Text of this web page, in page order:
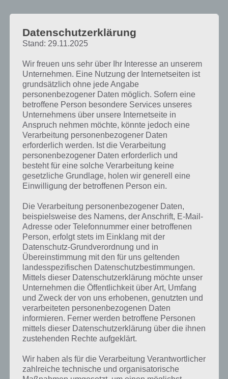
Kurze Begriffserklärung zur Lösung Korso
Korso ist die Lösung für das tägliche Rätsel am 12. Juli 2017 in 4 Bilder
1 Wort, doch welche Bedeutung hat dieses eigentlich?
Unter einem Korso versteht man in der Regel eine Schaufahrt von
geschmückten Wagen. Dies kommt bei feierlichen bzw. festlichen
Anlässen vor, aber kann auch bei Demonstrationen eingesetzt
werden. Das Wort stammt im übrigen aus dem italienischen. Das
waren früher Pferderennen und das wiederum ist dem lateinischen
entlehnt (cursus). Während es also früher Pferderennen waren, sind
es heute Fahrzeuge in einer Stadt auf langsamer Fahrt. Im übrigen
müssen das nicht nur Kraftfahrzeuge sein, auch Fahrradkorsos gibt
Datenschutzerklärung
Stand: 29.11.2025
Wir freuen uns sehr über Ihr Interesse an unserem
Unternehmen. Eine Nutzung der Internetseiten ist
grundsätzlich ohne jede Angabe
personenbezogener Daten möglich. Sofern eine
betroffene Person besondere Services unseres
Unternehmens über unsere Internetseite in
Anspruch nehmen möchte, könnte jedoch eine
Verarbeitung personenbezogener Daten
erforderlich werden. Ist die Verarbeitung
personenbezogener Daten erforderlich und
besteht für eine solche Verarbeitung keine
gesetzliche Grundlage, holen wir generell eine
Einwilligung der betroffenen Person ein.
Die Verarbeitung personenbezogener Daten,
beispielsweise des Namens, der Anschrift, E-Mail-
Adresse oder Telefonnummer einer betroffenen
Person, erfolgt stets im Einklang mit der
Datenschutz-Grundverordnung und in
Übereinstimmung mit den für uns geltenden
landesspezifischen Datenschutzbestimmungen.
Mittels dieser Datenschutzerklärung möchte unser
Unternehmen die Öffentlichkeit über Art, Umfang
und Zweck der von uns erhobenen, genutzten und
verarbeiteten personenbezogenen Daten
informieren. Ferner werden betroffene Personen
mittels dieser Datenschutzerklärung über die ihnen
zustehenden Rechte aufgeklärt.
Wir haben als für die Verarbeitung Verantwortlicher
zahlreiche technische und organisatorische